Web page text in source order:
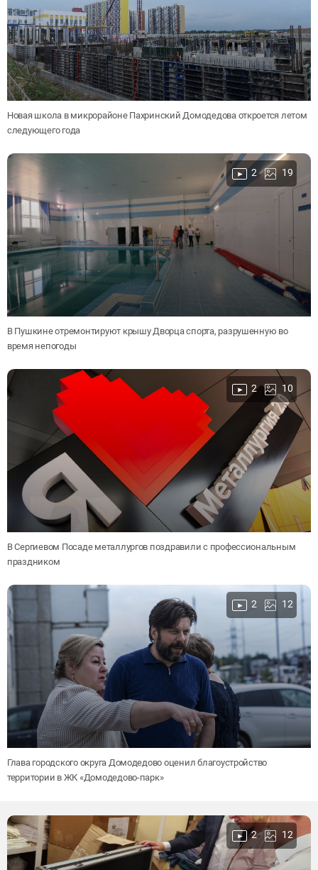
Новая школа в микрорайоне Пахринский Домодедова откроется летом
следующего года
2 19
В Пушкине отремонтируют крышу Дворца спорта, разрушенную во
время непогоды
2 10
В Сергиевом Посаде металлургов поздравили с профессиональным
праздником
2 12
Глава городского округа Домодедово оценил благоустройство
территории в ЖК «Домодедово-парк»
2 12